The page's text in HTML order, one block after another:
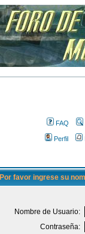
FAQ
Perfil
Por favor ingrese su
Nombre de Usuario:
Contraseña: